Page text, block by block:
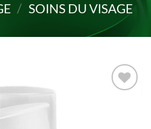
/ SOINS DU VISAGE